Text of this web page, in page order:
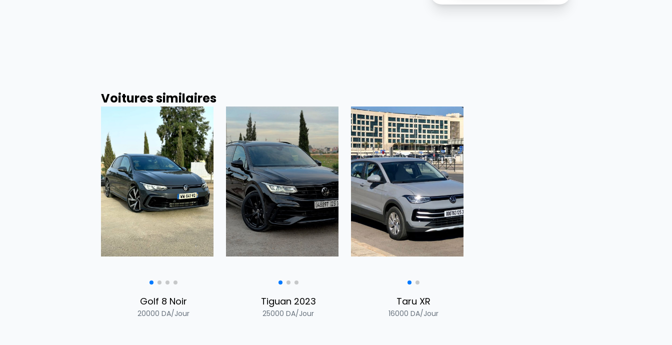
Voitures similaires
Golf 8 Noir
20000 DA/Jour
Tiguan 2023
25000 DA/Jour
Taru XR
16000 DA/Jour